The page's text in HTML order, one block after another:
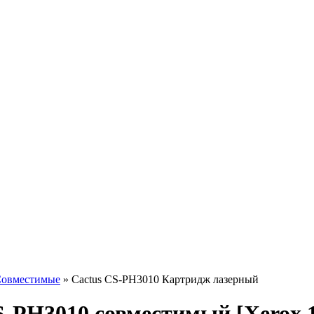
» Cactus CS-PH3010 Картридж лазерный